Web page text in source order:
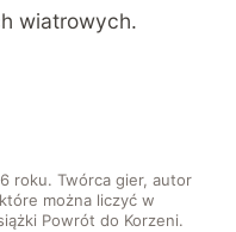
wiatrowych.
roku. Twórca gier, autor
można liczyć w
Powrót do Korzeni.